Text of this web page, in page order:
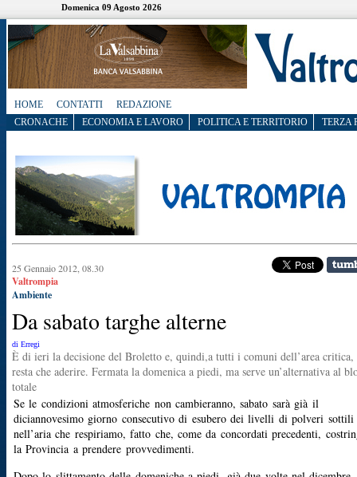
Domenica 09 Agosto 2026
HOME CONTATTI
REDAZIONE
CRONACHE
ECONOMIA E LAVORO POLITICA E TERRITORIO TERZA
25 Gennaio 2012, 08.30
Valtrompia
Ambiente
Da sabato targhe alterne
di Erregi
È di ieri la decisione del Broletto e, quindi,a tutti i comuni dell’area critica,
resta che aderire. Fermata la domenica a piedi, ma serve un’alternativa al
totale
Se le condizioni atmosferiche non cambieranno, sabato sarà già il
diciannovesimo giorno consecutivo di esubero dei livelli di polveri sottili
nell’aria che respiriamo, fatto che, come da concordati precedenti,
la Provincia a prendere provvedimenti.